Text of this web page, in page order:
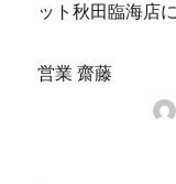
ット秋田臨海店
営業 齋藤